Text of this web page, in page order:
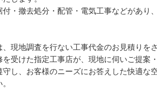
・撤去処分・配管・電気工事などがあり
現地調査を行ない工事代金のお見積りを
受けた指定工事店が、現地に伺いご提案
守し、お客様のニーズにお答えした快適な